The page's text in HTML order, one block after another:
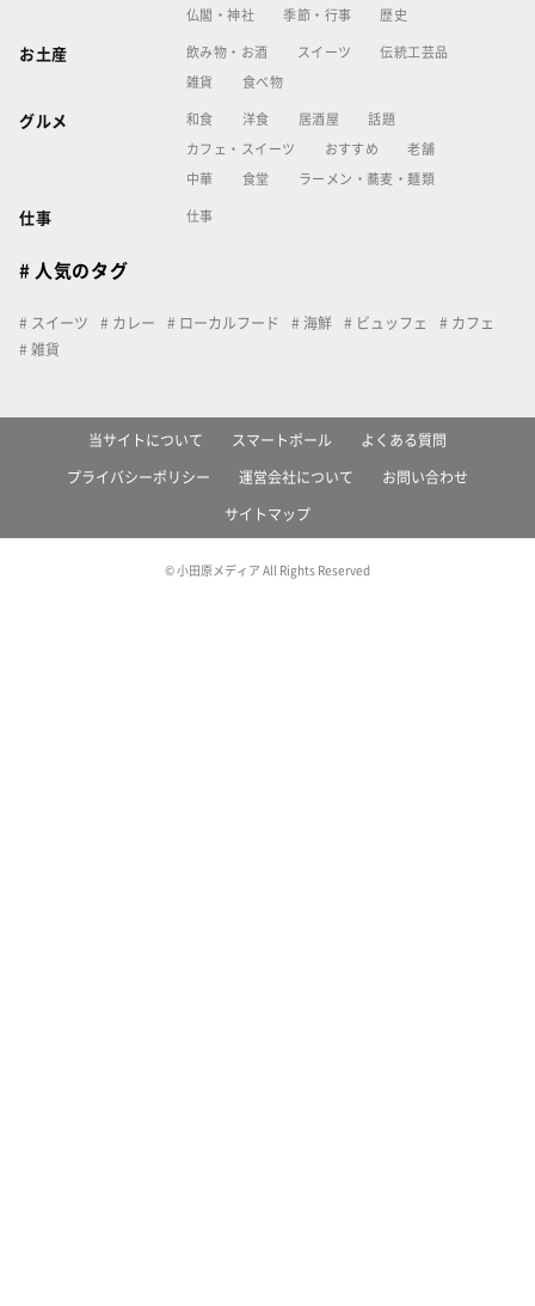
仏閣・神社 季節・行事 歴史
お土産 飲み物・お酒 スイーツ 伝統工芸品
雑貨 食べ物
グルメ 和食 洋食 居酒屋 話題
カフェ・スイーツ おすすめ 老舗
中華 食堂 ラーメン・蕎麦・麺類
仕事 仕事
# 人気のタグ
スイーツ カレー ローカルフード 海鮮 ビュッフェ
カフェ
雑貨
当サイトについて スマートポール よくある質問
プライバシーポリシー 運営会社について お問い合わせ
サイトマップ
© 小田原メディア All Rights Reserved